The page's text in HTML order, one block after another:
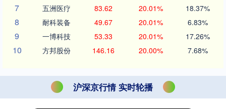
7 五洲医疗 83.62 20.01% 18.37%
8 耐科装备 49.67 20.01% 6.83%
9 一博科技 53.33 20.01% 17.26%
10 方邦股份 146.16 20.00% 7.68%
沪深京行情 实时轮播